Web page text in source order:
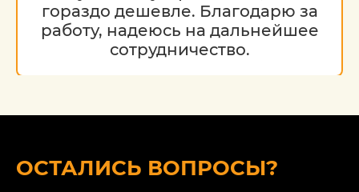
гораздо дешевле. Благодарю за
работу, надеюсь на дальнейшее
сотрудничество.
ОСТАЛИСЬ ВОПРОСЫ?